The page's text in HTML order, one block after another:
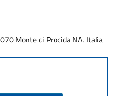
Monte di Procida NA, Italia